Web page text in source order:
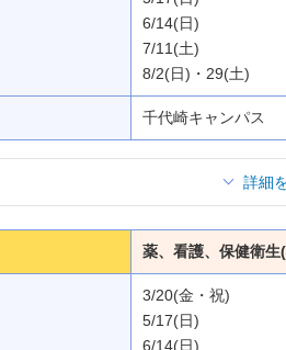
6/14(日)
7/11(土)
8/2(日)・29(土)
千代崎キャンパス
詳細
薬、看護、保健衛生
3/20(金・祝)
5/17(日)
6/14(日)